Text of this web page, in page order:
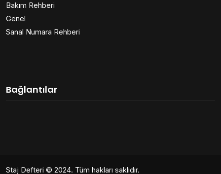
Bakım Rehberi
Genel
Sanal Numara Rehberi
Bağlantılar
Staj Defteri © 2024. Tüm hakları saklıdır.